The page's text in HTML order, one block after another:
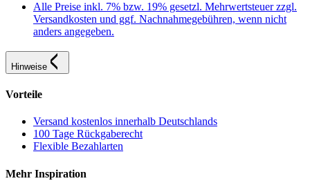
Alle Preise inkl. 7% bzw. 19% gesetzl. Mehrwertsteuer zzgl.
Versandkosten und ggf. Nachnahmegebühren, wenn nicht
anders angegeben.
Hinweise
Vorteile
Versand kostenlos innerhalb Deutschlands
100 Tage Rückgaberecht
Flexible Bezahlarten
Mehr Inspiration